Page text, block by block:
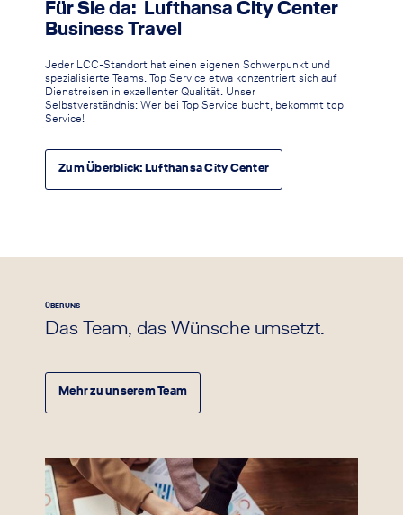
Für Sie da: Lufthansa City Center
Business Travel
Jeder LCC-Standort hat einen eigenen Schwerpunkt und
spezialisierte Teams. Top Service etwa konzentriert sich auf
Dienstreisen in exzellenter Qualität. Unser
Selbstverständnis: Wer bei Top Service bucht, bekommt top
Service!
Zum Überblick: Lufthansa City Center
ÜBER UNS
Das Team, das Wünsche umsetzt.
Mehr zu unserem Team